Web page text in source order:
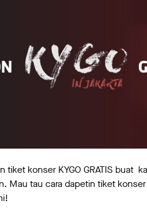
tiket konser KYGO GRATIS buat
Mau tau cara dapetin tiket